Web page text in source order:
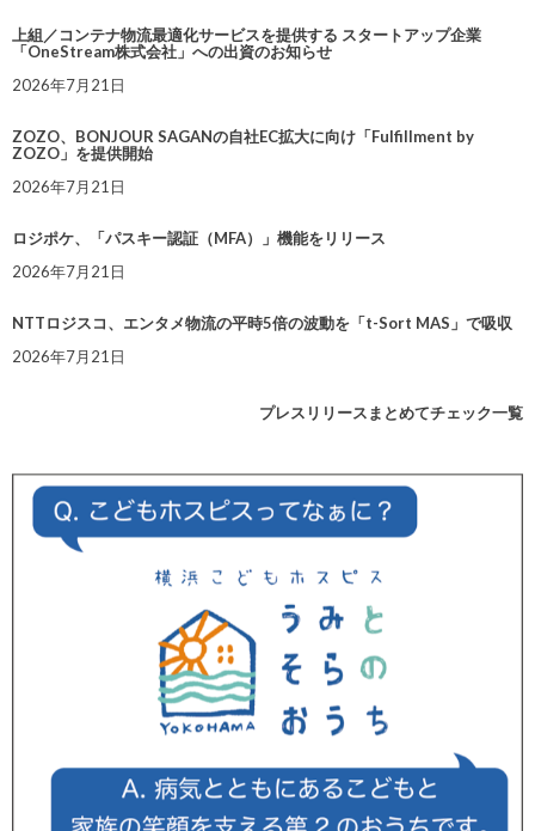
上組／コンテナ物流最適化サービスを提供する スタートアップ企業
「OneStream株式会社」への出資のお知らせ
2026年7月21日
ZOZO、BONJOUR SAGANの自社EC拡大に向け「Fulfillment by
ZOZO」を提供開始
2026年7月21日
ロジポケ、「パスキー認証（MFA）」機能をリリース
2026年7月21日
NTTロジスコ、エンタメ物流の平時5倍の波動を「t-Sort MAS」で吸収
2026年7月21日
プレスリリースまとめてチェック一覧